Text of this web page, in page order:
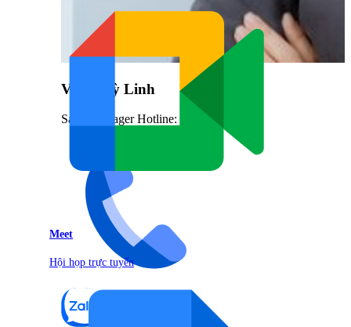
Vũ Thuỳ Linh
Sales Manager Hotline: 0842.999.666
Meet
Hội họp trực tuyến